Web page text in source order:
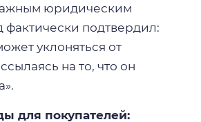
юридическим
фактически подтвердил:
уклоняться от
на то, что он
для покупателей: